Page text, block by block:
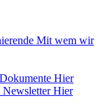
Mit wem wir
Dokumente Hier
Newsletter Hier